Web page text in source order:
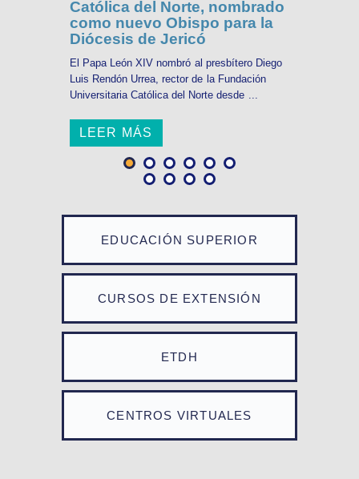
EDUCACIÓN SUPERIOR
CURSOS DE EXTENSIÓN
ETDH
CENTROS VIRTUALES
Católica del Norte, nombrado
como nuevo Obispo para la
Diócesis de Jericó
El Papa León XIV nombró al presbítero Diego
Luis Rendón Urrea, rector de la Fundación
Universitaria Católica del Norte desde ...
LEER MÁS